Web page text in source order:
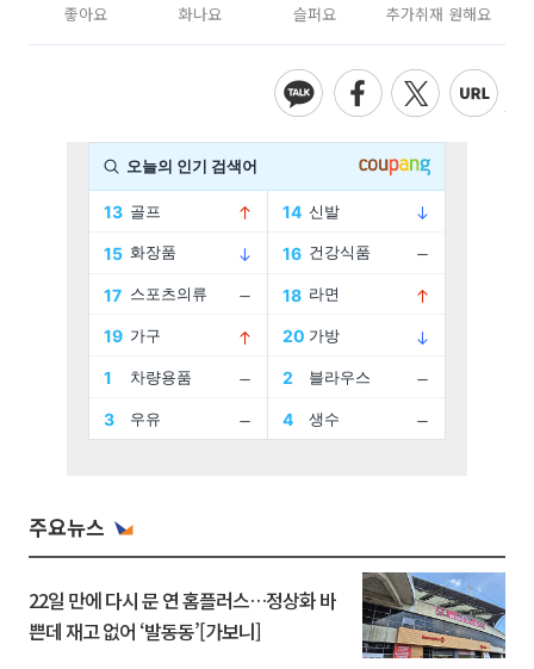
좋아요 화나요 슬퍼요 추가취재 원해요
주요뉴스
22일 만에 다시 문 연 홈플러스…정상화 바
쁜데 재고 없어 ‘발동동’[가보니]